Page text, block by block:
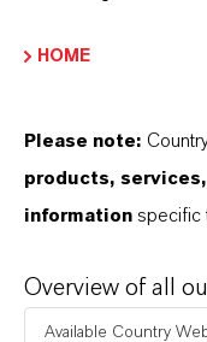
HOME
Please note:
products,
information specific
Overview of all
Available Country